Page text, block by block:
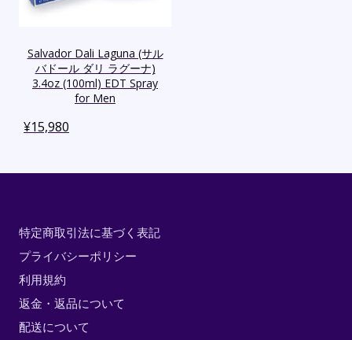
Salvador Dali Laguna (サル
バドール ダリ ラグーナ)
3.4oz (100ml) EDT Spray
for Men
¥15,980
特定商取引法に基づく表記
プライバシーポリシー
利用規約
返金・返品について
配送について